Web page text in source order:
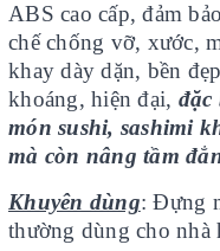
ABS cao cấp, đảm
chế chống vỡ, xước,
khay dày dặn, bền
khoáng, hiện đại, đặc
món sushi, sashimi
mà còn nâng tầm
Khuyên dùng: Đựng
thường dùng cho nhà